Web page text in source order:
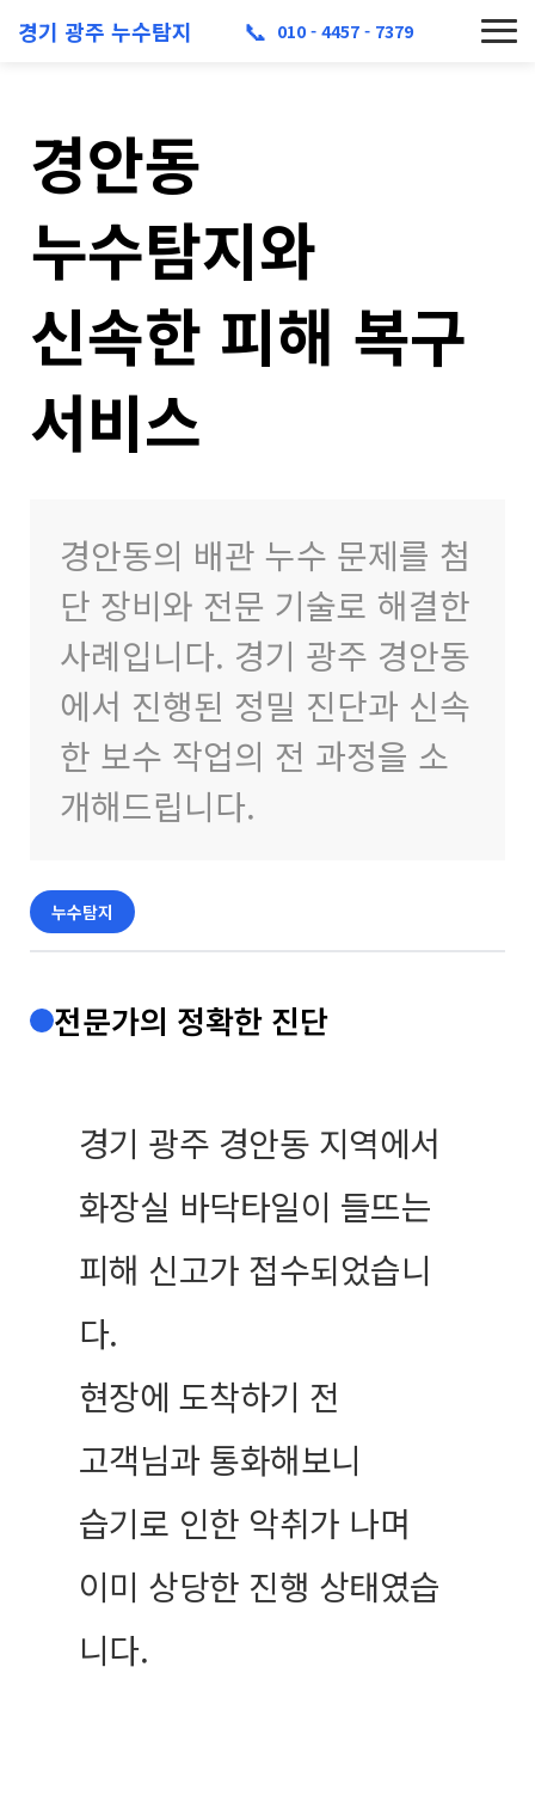
경기 광주 누수탐지 📞 010 - 4457 - 7379
경안동
누수탐지와
신속한 피해 복구
서비스
경안동의 배관 누수 문제를 첨
단 장비와 전문 기술로 해결한
사례입니다. 경기 광주 경안동
에서 진행된 정밀 진단과 신속
한 보수 작업의 전 과정을 소
개해드립니다.
누수탐지
전문가의 정확한 진단
경기 광주 경안동 지역에서
화장실 바닥타일이 들뜨는
피해 신고가 접수되었습니
다.
현장에 도착하기 전
고객님과 통화해보니
습기로 인한 악취가 나며
이미 상당한 진행 상태였습
니다.